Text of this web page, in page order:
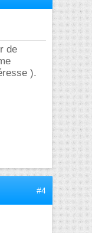
de
).
#4